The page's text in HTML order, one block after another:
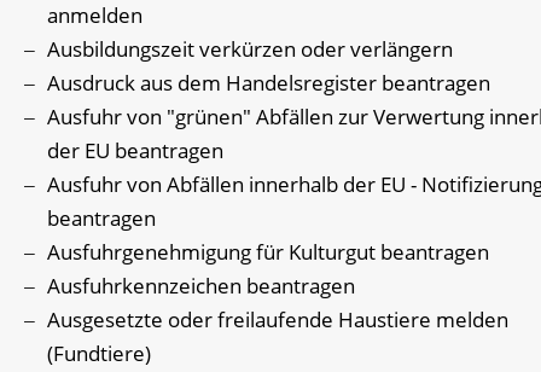
anmelden
Ausbildungszeit verkürzen oder verlängern
Ausdruck aus dem Handelsregister beantragen
Ausfuhr von "grünen" Abfällen zur Verwertung
der EU beantragen
Ausfuhr von Abfällen innerhalb der EU -
beantragen
Ausfuhrgenehmigung für Kulturgut beantragen
Ausfuhrkennzeichen beantragen
Ausgesetzte oder freilaufende Haustiere melden
(Fundtiere)